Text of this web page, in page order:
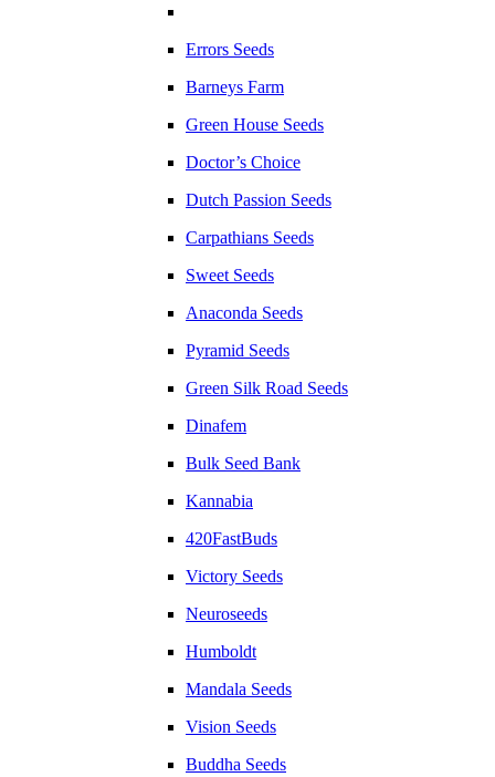
Errors Seeds
Barneys Farm
Green House Seeds
Doctor’s Choice
Dutch Passion Seeds
Carpathians Seeds
Sweet Seeds
Anaconda Seeds
Pyramid Seeds
Green Silk Road Seeds
Dinafem
Bulk Seed Bank
Kannabia
420FastBuds
Victory Seeds
Neuroseeds
Humboldt
Mandala Seeds
Vision Seeds
Buddha Seeds